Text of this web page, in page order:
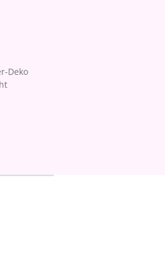
Deko